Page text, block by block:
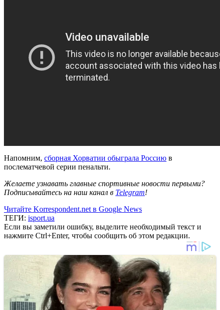
Напомним, сборная Хорватии обыграла Россию в
послематчевой серии пенальти.
Желаете узнавать главные спортивные новости первыми?
Подписывайтесь на наш канал в Telegram!
Читайте Korrespondent.net в Google News
ТЕГИ: isport.ua
Если вы заметили ошибку, выделите необходимый текст и
нажмите Ctrl+Enter, чтобы сообщить об этом редакции.